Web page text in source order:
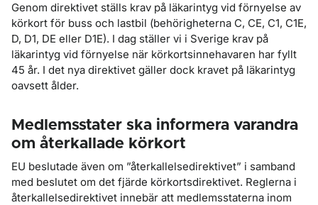
Genom direktivet ställs krav på läkarintyg vid förnyelse av
körkort för buss och lastbil (behörigheterna C, CE, C1, C1E,
D, D1, DE eller D1E). I dag ställer vi i Sverige krav på
läkarintyg vid förnyelse när körkortsinnehavaren har fyllt
45 år. I det nya direktivet gäller dock kravet på läkarintyg
oavsett ålder.
Medlemsstater ska informera varandra
om återkallade körkort
EU beslutade även om ”återkallelsedirektivet” i samband
med beslutet om det fjärde körkortsdirektivet. Reglerna i
återkallelsedirektivet innebär att medlemsstaterna inom